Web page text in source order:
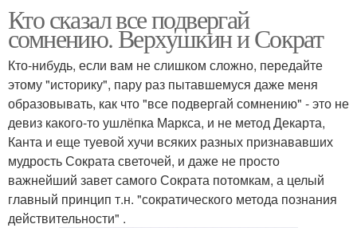
Кто сказал все подвергай
сомнению. Верхушкин и Сократ
Кто-нибудь, если вам не слишком сложно, передайте
этому "историку", пару раз пытавшемуся даже меня
образовывать, как что "все подвергай сомнению" - это не
девиз какого-то ушлёпка Маркса, и не метод Декарта,
Канта и еще туевой хучи всяких разных признававших
мудрость Сократа светочей, и даже не просто
важнейший завет самого Сократа потомкам, а целый
главный принцип т.н. "сократического метода познания
действительности" .